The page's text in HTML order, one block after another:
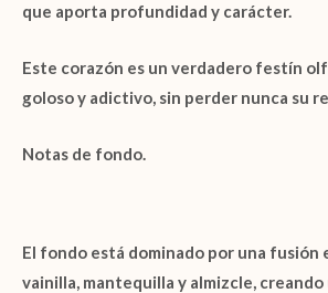
que aporta profundidad y carácter.
Este corazón es un verdadero festín
goloso y adictivo, sin perder nunca su
Notas de fondo.
El fondo está dominado por una fusión
vainilla mantequilla y almizcle ,